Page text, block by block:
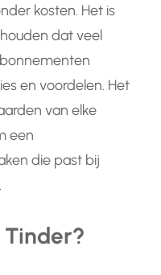
kosten. Het is
dat veel
en voordelen. Het
van elke
een
die past bij